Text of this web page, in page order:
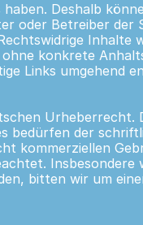
Deshalb
oder Betreiber der
Inhalte
konkrete
Links umgehend
Urheberrecht.
bedürfen der
kommerziellen
Insbesondere
bitten wir um